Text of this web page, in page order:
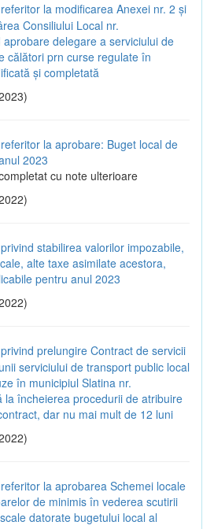
la modificarea Anexei nr. 2 și
Consiliului Local nr.
delegare a serviciului de
călători prn curse regulate în
și completată
la aprobare: Buget local de
2023
cu note ulterioare
stabilirea valorilor impozabile,
alte taxe asimilate acestora,
pentru anul 2023
prelungire Contract de servicii
serviciului de transport public local
în municipiul Slatina nr.
la încheierea procedurii de atribuire
dar nu mai mult de 12 luni
la aprobarea Schemei locale
de minimis în vederea scutirii
datorate bugetului local al